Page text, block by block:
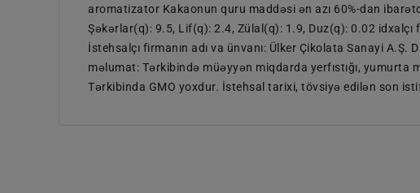
aromatizator Kakaonun quru maddəsi ən azı 60%-dan
Şəkərlar(q): 9.5, Lif(q): 2.4, Zülal(q): 1.9, Duz(q): 0.02 idxalçı
İstehsalçı firmanın adı va ünvanı: Ülker Çikolata Sanayi
məlumat: Tərkibində müəyyən miqdarda yerfıstığı, yumurta
Tərkibinda GMO yoxdur. İstehsal tarixi, tövsiyə edilən son